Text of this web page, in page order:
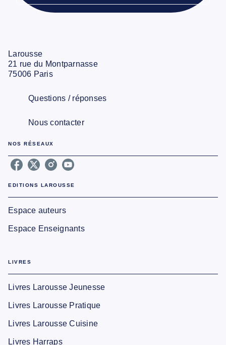
Larousse
21 rue du Montparnasse
75006 Paris
Questions / réponses
Nous contacter
NOS RÉSEAUX
EDITIONS LAROUSSE
Espace auteurs
Espace Enseignants
LIVRES
Livres Larousse Jeunesse
Livres Larousse Pratique
Livres Larousse Cuisine
Livres Harraps